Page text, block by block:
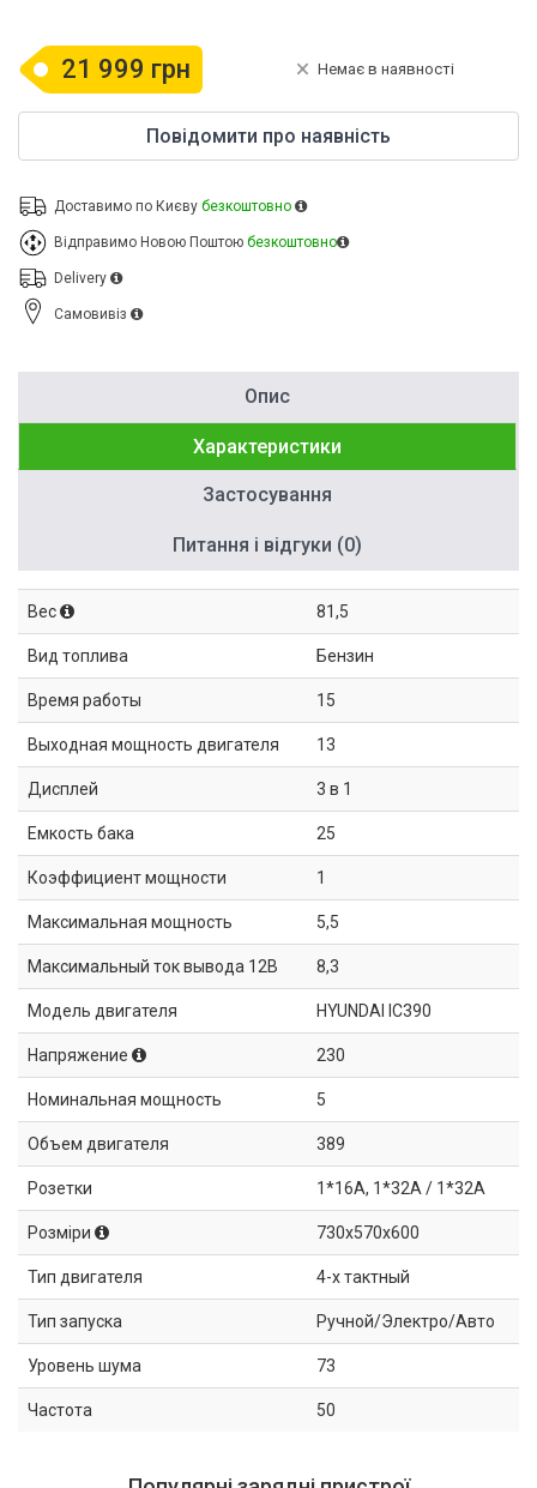
21 999 грн Немає в наявності
Повідомити про наявність
Доставимо по Києву безкоштовно
Відправимо Новою Поштою безкоштовно
Delivery
Cамовивіз
Опис
Характеристики
Застосування
Питання і відгуки (0)
Вес 81,5
Вид топлива Бензин
Время работы 15
Выходная мощность двигателя 13
Дисплей 3 в 1
Емкость бака 25
Коэффициент мощности 1
Максимальная мощность 5,5
Максимальный ток вывода 12В 8,3
Модель двигателя HYUNDAI IC390
Напряжение 230
Номинальная мощность 5
Объем двигателя 389
Розетки 1*16A, 1*32A / 1*32A
Розміри 730x570x600
Тип двигателя 4-х тактный
Тип запуска Ручной/Электро/Авто
Уровень шума 73
Частота 50